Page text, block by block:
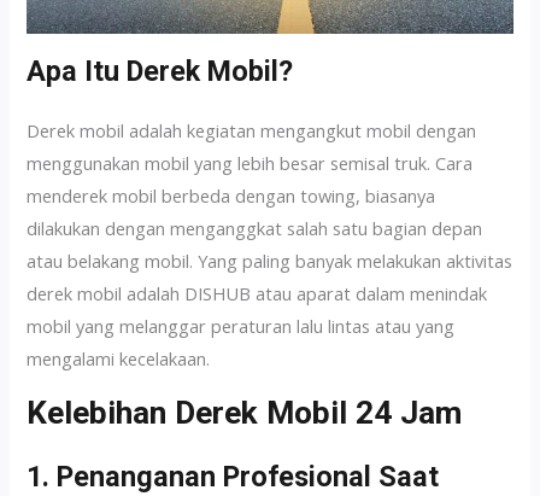
Apa Itu Derek Mobil?
Derek mobil adalah kegiatan mengangkut mobil dengan
menggunakan mobil yang lebih besar semisal truk. Cara
menderek mobil berbeda dengan towing, biasanya
dilakukan dengan menganggkat salah satu bagian depan
atau belakang mobil. Yang paling banyak melakukan aktivitas
derek mobil adalah DISHUB atau aparat dalam menindak
mobil yang melanggar peraturan lalu lintas atau yang
mengalami kecelakaan.
Kelebihan Derek Mobil 24 Jam
1. Penanganan Profesional Saat